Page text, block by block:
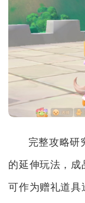
完整攻略研
的延伸玩法，成
可作为赠礼道具